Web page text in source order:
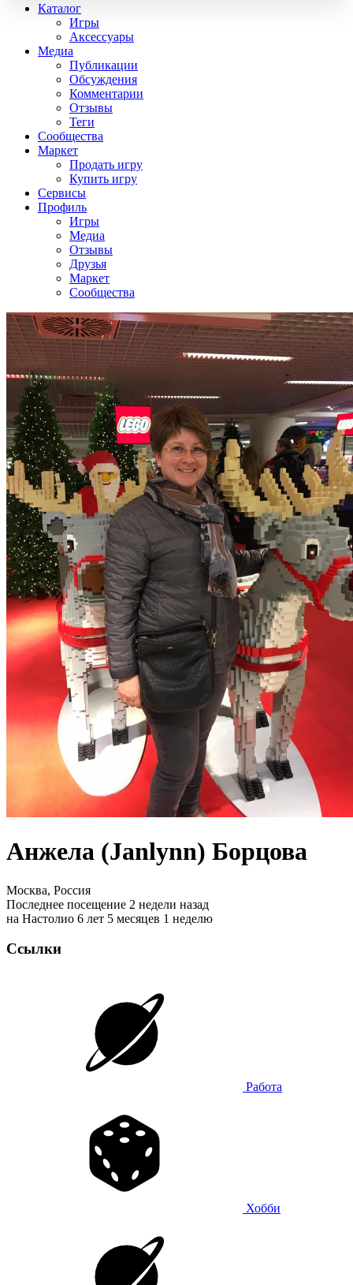
Каталог
Игры
Аксессуары
Медиа
Публикации
Обсуждения
Комментарии
Отзывы
Теги
Сообщества
Маркет
Продать игру
Купить игру
Сервисы
Профиль
Игры
Медиа
Отзывы
Друзья
Маркет
Сообщества
Анжела (Janlynn) Борцова
Москва, Россия
Последнее посещение 2 недели назад
на Настолио 6 лет 5 месяцев 1 неделю
Ссылки
Работа
Хобби